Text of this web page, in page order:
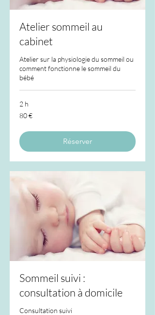
Atelier sommeil au
cabinet
Atelier sur la physiologie du sommeil ou
comment fonctionne le sommeil du
bébé
2 h
80
euros
80 €
Réserver
Sommeil suivi :
consultation à domicile
Consultation suivi